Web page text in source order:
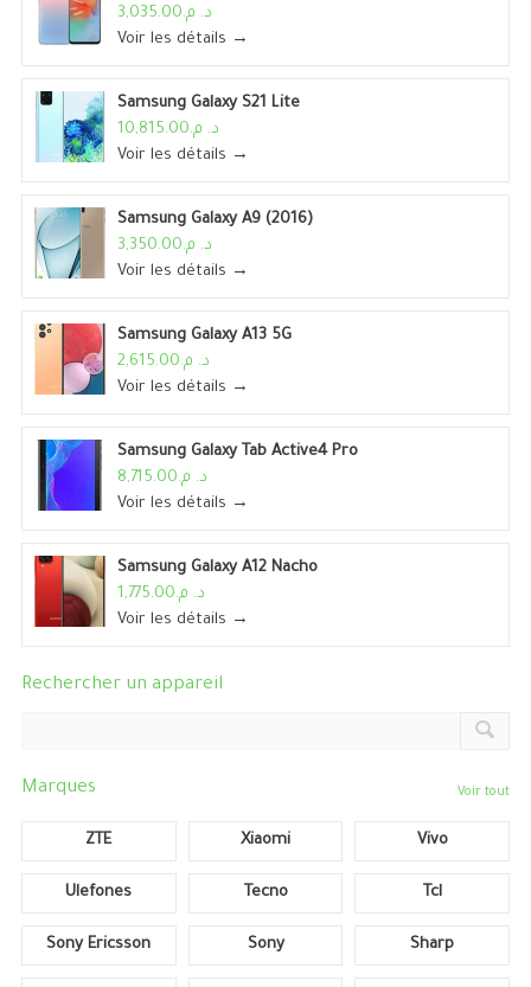
د. م.3,035.00
Voir les détails →
Samsung Galaxy S21 Lite
د. م.10,815.00
Voir les détails →
Samsung Galaxy A9 (2016)
د. م.3,350.00
Voir les détails →
Samsung Galaxy A13 5G
د. م.2,615.00
Voir les détails →
Samsung Galaxy Tab Active4 Pro
د. م.8,715.00
Voir les détails →
Samsung Galaxy A12 Nacho
د. م.1,775.00
Voir les détails →
Rechercher un appareil
Marques Voir tout
ZTE Xiaomi Vivo
Ulefones Tecno Tcl
Sony Ericsson Sony Sharp